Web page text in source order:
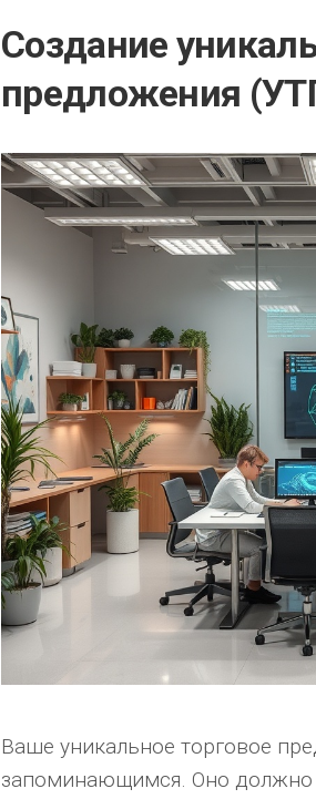
Создание
предложения
Ваше уникальное торговое
запоминающимся. Оно должно